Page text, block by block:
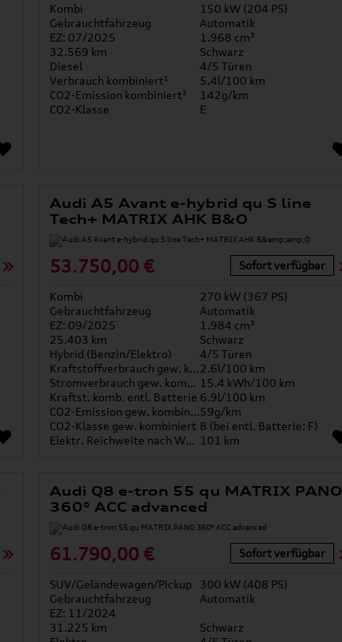
Kombi
150 kW (204 PS)
Gebrauchtfahrzeug
Automatik
EZ: 07/2025
1.968 cm³
32.569 km
Schwarz
Diesel
4/5 Türen
Verbrauch kombiniert¹
5.4l/100 km
CO2-Emission kombiniert¹
142g/km
CO2-Klasse
E
Audi A5 Avant e-hybrid qu S line
Tech+ MATRIX AHK B&O
53.750,00 € Sofort verfügbar
Kombi
270 kW (367 PS)
Gebrauchtfahrzeug
Automatik
EZ: 09/2025
1.984 cm³
25.403 km
Schwarz
Hybrid (Benzin/Elektro)
4/5 Türen
Kraftstoffverbrauch gew. kombiniert2.6l/100 km
Stromverbrauch gew. kombiniert 15.4 kWh/100 km
Kraftst. komb. entl. Batterie 6.9l/100 km
CO2-Emission gew. kombiniert59g/km
CO2-Klasse gew. kombiniert B (bei entl. Batterie: F)
Elektr. Reichweite nach WLTP* 101 km
Audi Q8 e-tron 55 qu MATRIX PANO
360° ACC advanced
61.790,00 € Sofort verfügbar
SUV/Geländewagen/Pickup
300 kW (408 PS)
Gebrauchtfahrzeug
Automatik
EZ: 11/2024
31.225 km
Schwarz